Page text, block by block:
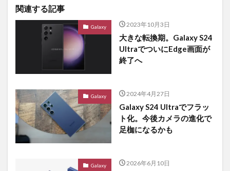
関連する記事
Galaxy 2023年10月3日
大きな転換期。Galaxy S24
UltraでついにEdge画面が
終了へ
Galaxy 2024年4月27日
Galaxy S24 Ultraでフラッ
ト化。今後カメラの進化で
足枷になるかも
Galaxy 2026年6月10日